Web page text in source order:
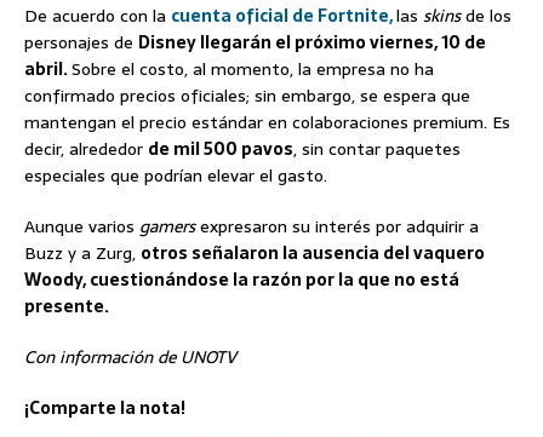
De acuerdo con la cuenta oficial de Fortnite,las skinsde los
personajes de Disney llegarán el próximo viernes, 10 de
abril.Sobre el costo, al momento, la empresa no ha
confirmado precios oficiales; sin embargo, se espera que
mantengan el precio estándar en colaboraciones premium. Es
decir, alrededor de mil 500 pavos, sin contar paquetes
especiales que podrían elevar el gasto.
Aunque varios gamersexpresaron su interés por adquirir a
Buzz y a Zurg, otros señalaron la ausencia del vaquero
Woody, cuestionándose la razón por la que no está
presente.
Con información de UNOTV
¡Comparte la nota!